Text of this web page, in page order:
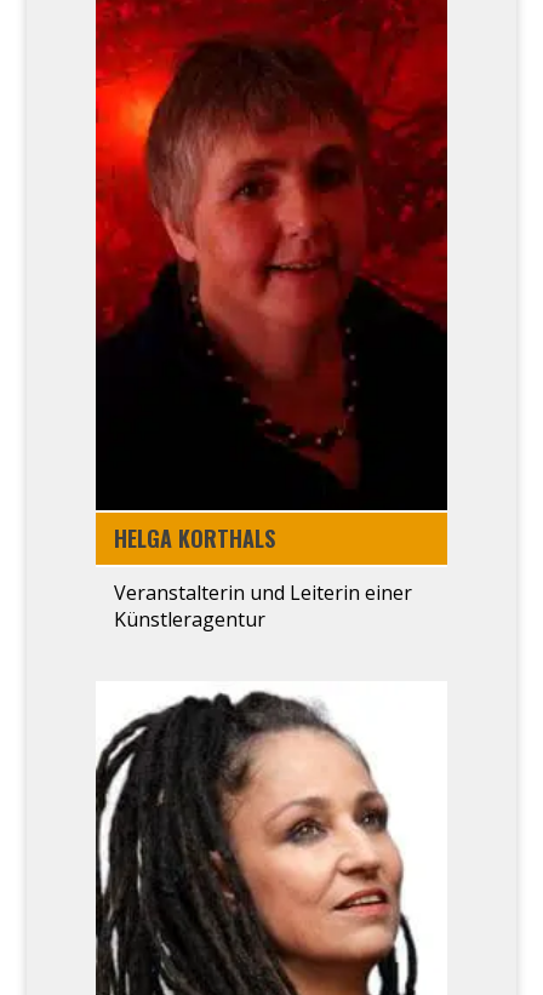
HEL­GA KORT­HALS
Ver­an­stal­te­rin und Lei­te­rin einer
Künstler­agentur